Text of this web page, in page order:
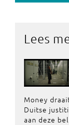
Lees
Money
Duitse
aan deze